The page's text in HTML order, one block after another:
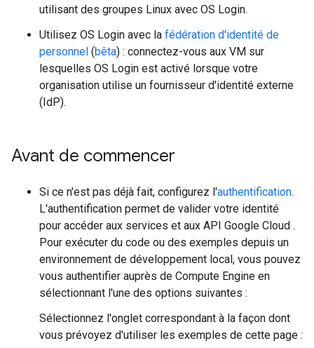
utilisant des groupes Linux avec OS Login.
Utilisez OS Login avec la fédération d'identité de
personnel (bêta) : connectez-vous aux VM sur
lesquelles OS Login est activé lorsque votre
organisation utilise un fournisseur d'identité externe
(IdP).
Avant de commencer
Si ce n'est pas déjà fait, configurez l'authentification.
L'authentification permet de valider votre identité
pour accéder aux services et aux API Google Cloud .
Pour exécuter du code ou des exemples depuis un
environnement de développement local, vous pouvez
vous authentifier auprès de Compute Engine en
sélectionnant l'une des options suivantes :
Sélectionnez l'onglet correspondant à la façon dont
vous prévoyez d'utiliser les exemples de cette page :